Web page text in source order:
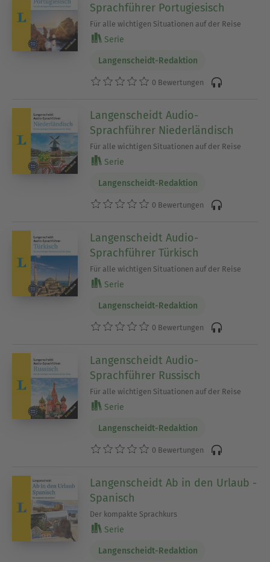
Sprachführer Portugiesisch
Für alle wichtigen Situationen auf der Reise
Serie
Langenscheidt-Redaktion
0 Bewertungen
Langenscheidt Audio-
Sprachführer Niederländisch
Für alle wichtigen Situationen auf der Reise
Serie
Langenscheidt-Redaktion
0 Bewertungen
Langenscheidt Audio-
Sprachführer Türkisch
Für alle wichtigen Situationen auf der Reise
Serie
Langenscheidt-Redaktion
0 Bewertungen
Langenscheidt Audio-
Sprachführer Russisch
Für alle wichtigen Situationen auf der Reise
Serie
Langenscheidt-Redaktion
0 Bewertungen
Langenscheidt Ab in den Urlaub -
Spanisch
Der kompakte Sprachkurs
Serie
Langenscheidt-Redaktion